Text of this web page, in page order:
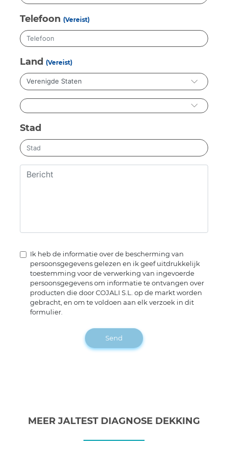
Telefoon (Vereist)
Land (Vereist)
Stad
Ik heb de informatie over de bescherming van
persoonsgegevens gelezen en ik geef uitdrukkelijk
toestemming voor de verwerking van ingevoerde
persoonsgegevens om informatie te ontvangen over
producten die door COJALI S.L. op de markt worden
gebracht, en om te voldoen aan elk verzoek in dit
formulier.
Send
MEER JALTEST DIAGNOSE DEKKING